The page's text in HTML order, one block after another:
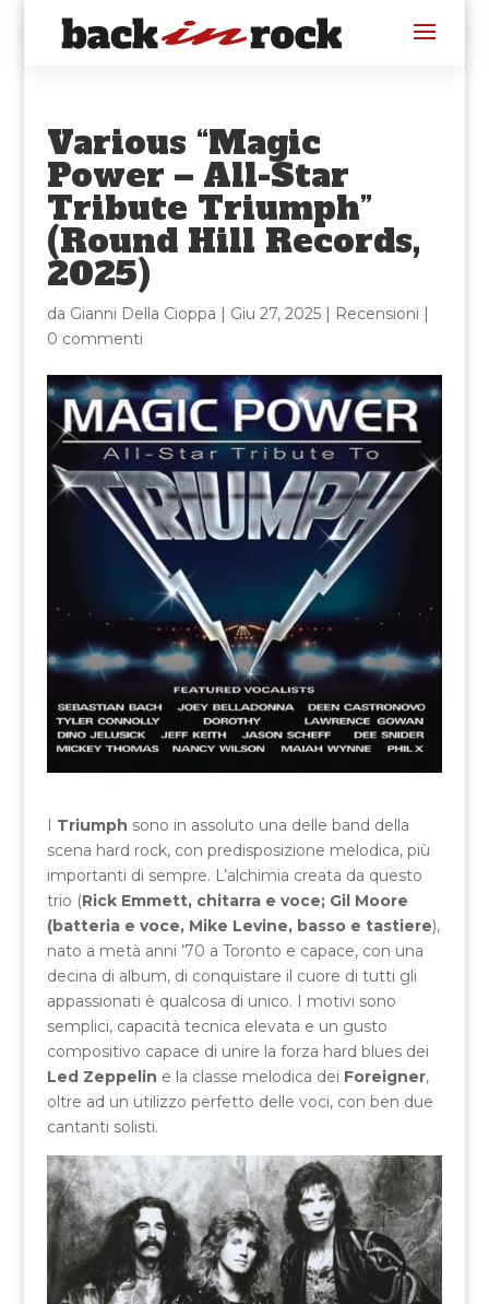
Various “Magic
Power – All-Star
Tribute Triumph”
(Round Hill Records,
2025)
da Gianni Della Cioppa | Giu 27, 2025| Recensioni |
0 commenti
Triumph sono in assoluto una delle band della
scena hard rock, con predisposizione melodica, più
importanti di sempre. L’alchimia creata da questo
trio (Rick Emmett, chitarra e voce; Gil Moore
(batteria e voce, Mike Levine, basso e tastiere),
nato a metà anni ’70 a Toronto e capace, con una
decina di album, di conquistare il cuore di tutti gli
appassionati è qualcosa di unico. I motivi sono
semplici, capacità tecnica elevata e un gusto
compositivo capace di unire la forza hard blues dei
Led Zeppelin e la classe melodica dei Foreigner,
oltre ad un utilizzo perfetto delle voci, con ben due
cantanti solisti.